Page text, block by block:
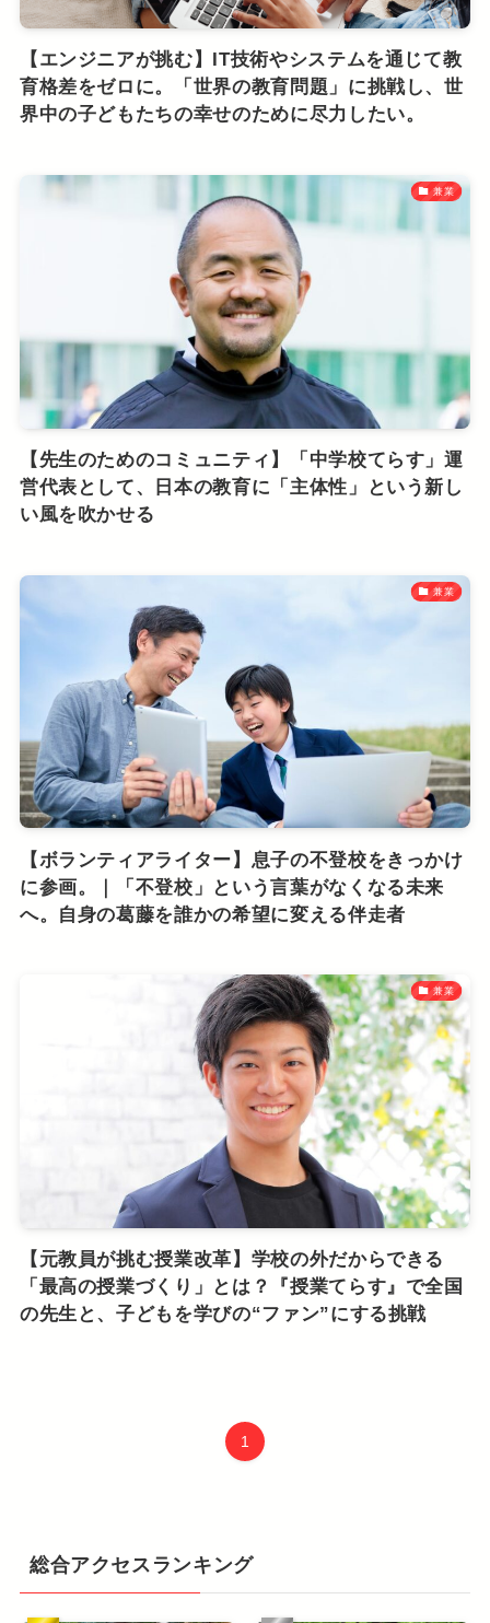
【エンジニアが挑む】IT技術やシステムを通じて教
育格差をゼロに。「世界の教育問題」に挑戦し、世
界中の子どもたちの幸せのために尽力したい。
兼業
【先生のためのコミュニティ】「中学校てらす」運
営代表として、日本の教育に「主体性」という新し
い風を吹かせる
兼業
【ボランティアライター】息子の不登校をきっかけ
に参画。｜「不登校」という言葉がなくなる未来
へ。自身の葛藤を誰かの希望に変える伴走者
兼業
【元教員が挑む授業改革】学校の外だからできる
「最高の授業づくり」とは？『授業てらす』で全国
の先生と、子どもを学びの“ファン”にする挑戦
1
総合アクセスランキング